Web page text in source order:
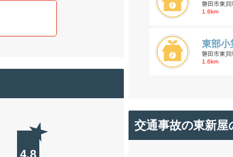
4.8
磐田市東貝
1.6km
東部小
磐田市東貝
1.6km
交通事故の東新屋